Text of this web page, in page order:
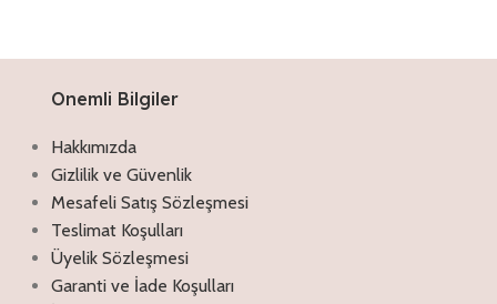
Onemli Bilgiler
Hakkımızda
Gizlilik ve Güvenlik
Mesafeli Satış Sözleşmesi
Teslimat Koşulları
Üyelik Sözleşmesi
Garanti ve İade Koşulları